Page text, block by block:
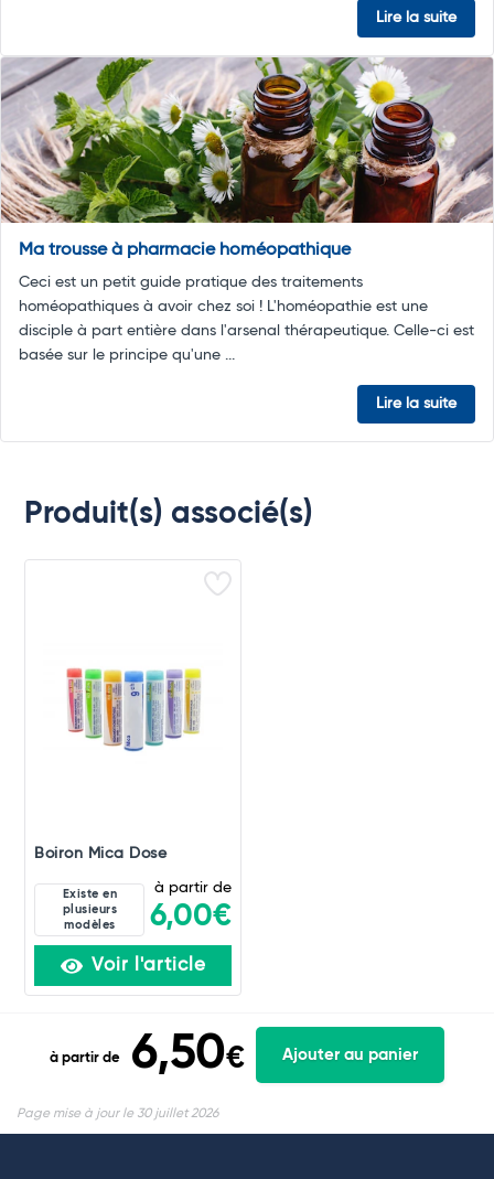
Lire la suite
Ma trousse à pharmacie homéopathique
Ceci est un petit guide pratique des traitements
homéopathiques à avoir chez soi ! L'homéopathie est une
disciple à part entière dans l'arsenal thérapeutique. Celle-ci est
basée sur le principe qu'une ...
Lire la suite
Produit(s) associé(s)
Boiron Mica Dose
Existe en
plusieurs
modèles
à partir de
6,00€
Voir l'article
à partir de 6,50€ Ajouter au panier
Page mise à jour le 30 juillet 2026